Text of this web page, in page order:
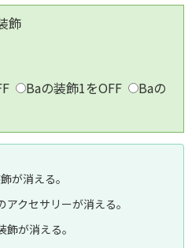
飾
Baの装飾1をOFF
Baの
が消える｡
アクセサリーが消える｡
飾が消える｡